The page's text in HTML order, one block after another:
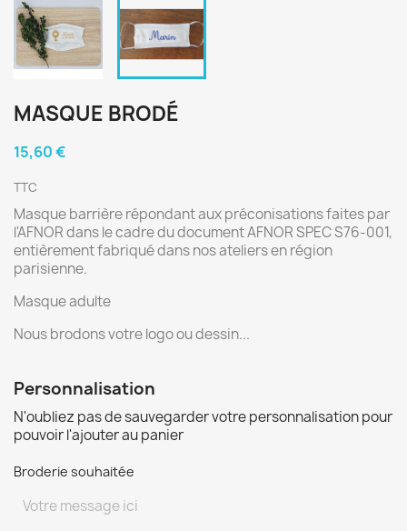
MASQUE BRODÉ
15,60 €
TTC
Masque barrière répondant aux préconisations faites par
l'AFNOR dans le cadre du document AFNOR SPEC S76-001,
entièrement fabriqué dans nos ateliers en région
parisienne.
Masque adulte
Nous brodons votre logo ou dessin...
Personnalisation
N'oubliez pas de sauvegarder votre personnalisation pour
pouvoir l'ajouter au panier
Broderie souhaitée